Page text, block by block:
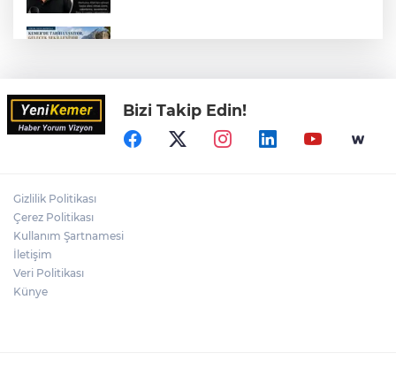
Sahilde Tek Başına Bir Özgürlük Hikâyesi
Bizi Takip Edin!
Gizlilik Politikası
Çerez Politikası
Kullanım Şartnamesi
İletişim
Veri Politikası
Künye